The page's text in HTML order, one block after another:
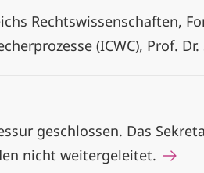
Rechtswissenschaften,
(ICWC), Prof.
geschlossen. Das
nicht weitergeleitet.